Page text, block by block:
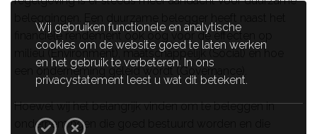
financiële rendement ook oog voor de effecten op
milieu (Environment), maatschappelijk (Social) en hoe
een onderneming geleid wordt (Governance).
Hoewel wij het belangrijk vinden om te beleggen in
ondernemingen die goed bestuurd worden en die
Wij gebruiken functionele en analytische
cookies om de website goed te laten werken
en het gebruik te verbeteren. In ons
privacystatement leest u wat dit betekent.